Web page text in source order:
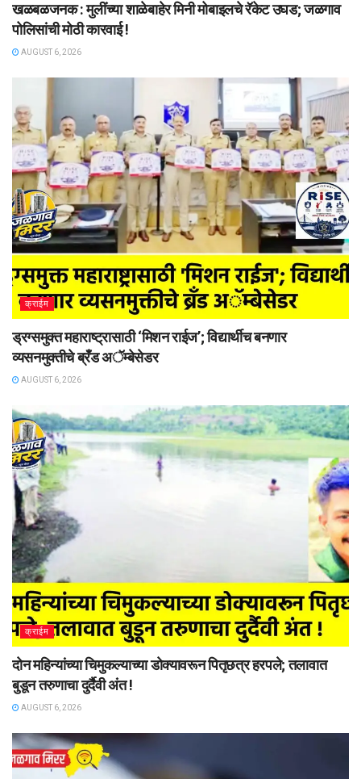
खळबळजनक : मुलींच्या शाळेबाहेर मिनी मोबाइलचे रॅकेट उघड; जळगाव
पोलिसांची मोठी कारवाई !
AUGUST 6, 2026
क्राईम
ड्रग्समुक्त महाराष्ट्रासाठी ‘मिशन राईज’; विद्यार्थीच बनणार
व्यसनमुक्तीचे ब्रँड अॅम्बेसेडर
AUGUST 6, 2026
क्राईम
दोन महिन्यांच्या चिमुकल्याच्या डोक्यावरून पितृछत्र हरपले; तलावात
बुडून तरुणाचा दुर्दैवी अंत !
AUGUST 6, 2026